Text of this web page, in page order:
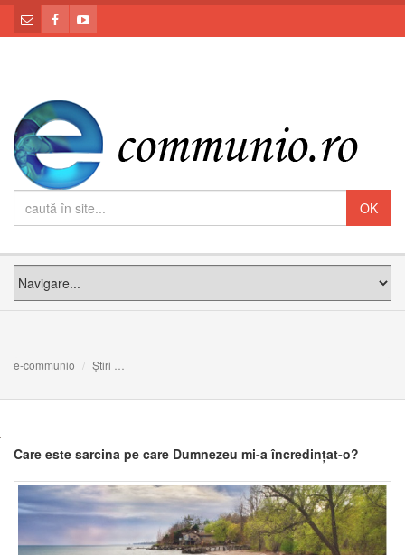
e-communio Știri
Care este sarcina pe care Dumnezeu mi-a încredințat-o?